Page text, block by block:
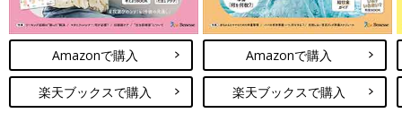
Amazonで購入
楽天ブックスで購入
Amazonで購入
楽天ブックスで購入